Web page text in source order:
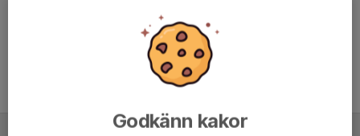
15 år
Godkänn kakor